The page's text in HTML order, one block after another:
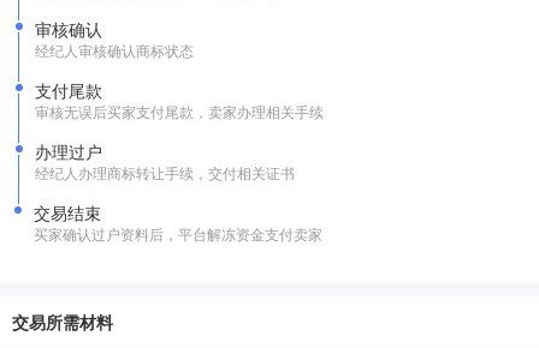
审核确认
经纪人审核确认商标状态
支付尾款
审核无误后买家支付尾款，卖家办理相关手续
办理过户
经纪人办理商标转让手续，交付相关证书
交易结束
买家确认过户资料后，平台解冻资金支付卖家
交易所需材料